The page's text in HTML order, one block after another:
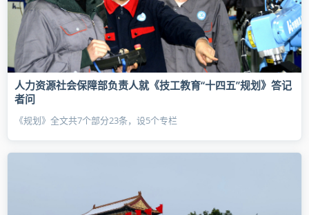
人力资源社会保障部负责人就《技工教育“十四五”规划》答记
者问
《规划》全文共7个部分23条，设5个专栏